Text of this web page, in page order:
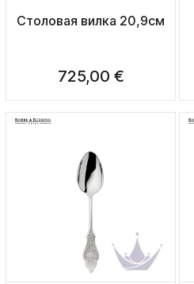
Столовая вилка 20,9см
725,00 €